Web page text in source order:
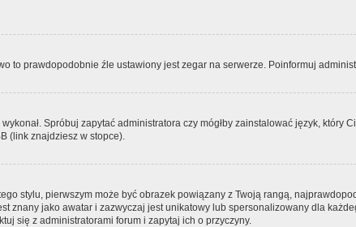
prawdopodobnie źle ustawiony jest zegar na serwerze. Poinformuj
Spróbuj zapytać administratora czy mógłby zainstalować język, który
(link znajdziesz w stopce).
stylu, pierwszym może być obrazek powiązany z Twoją rangą,
znany jako awatar i zazwyczaj jest unikatowy lub spersonalizowany dla
się z administratorami forum i zapytaj ich o przyczyny.